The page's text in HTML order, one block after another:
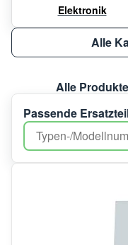
Elektronik
Alle
Alle
Passende